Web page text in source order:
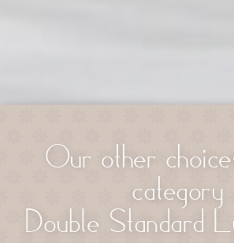
Our other
category
Double Standard